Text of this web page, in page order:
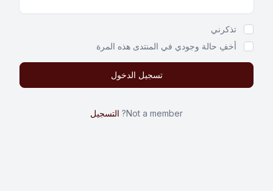
تذكرني
أخفِ حالة وجودي في المنتدى هذه المرة
Not a member? التسجيل